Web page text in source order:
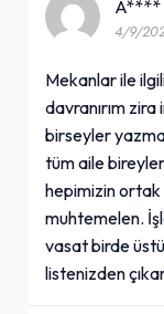
4/9/
Mekanlar ile
davranırım
birseyler
tüm aile
hepimizin
muhtemelen.
vasat birde
listenizden